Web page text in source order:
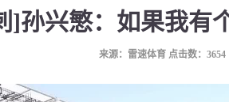
]孙兴慜：如果我有
来源：雷速体育 点击数：